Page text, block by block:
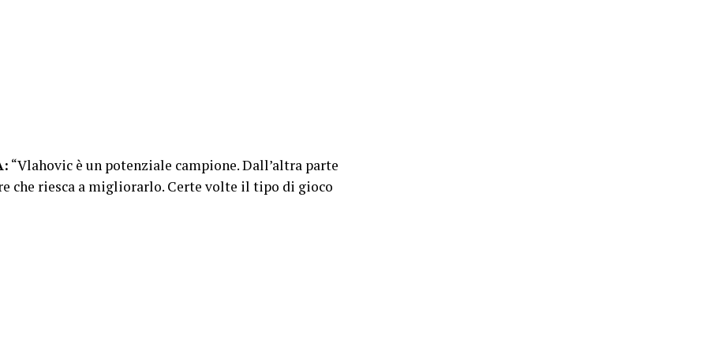
“Vlahovic è un potenziale campione. Dall’altra parte
che riesca a migliorarlo. Certe volte il tipo di gioco